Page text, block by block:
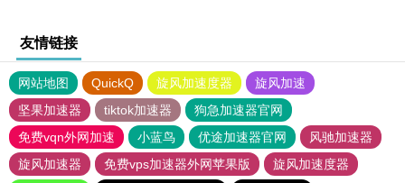
友情链接
网站地图 QuickQ 旋风加速度器
旋风加速
坚果加速器
tiktok加速器
狗急加速器官网
免费vqn外网加速
小蓝鸟 优途加速器官网
风驰加速器
旋风加速器
免费vps加速器外网苹果版
旋风加速度器